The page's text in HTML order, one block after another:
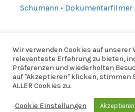
Schumann • Dokumentarfilmer
Wir verwenden Cookies auf unserer
relevanteste Erfahrung zu bieten,
Präferenzen und wiederholten
auf "Akzeptieren" klicken, stimmen
ALLER Cookies zu.
Cookie Einstellungen Akzeptieren